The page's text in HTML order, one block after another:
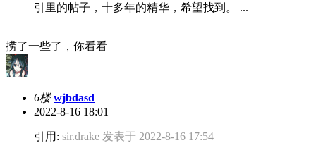
引里的帖子，十多年的精华，希望找到。 ...
捞了一些了，你看看
6楼 wjbdasd
2022-8-16 18:01
引用: sir.drake 发表于 2022-8-16 17:54